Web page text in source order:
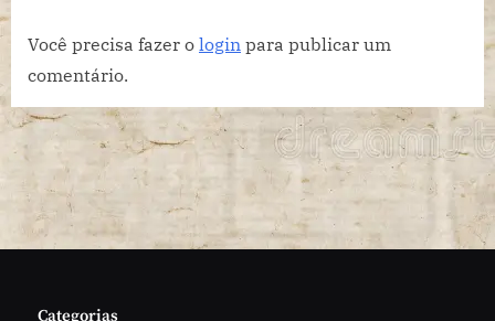
Você precisa fazer o login para publicar um
comentário.
Categorias